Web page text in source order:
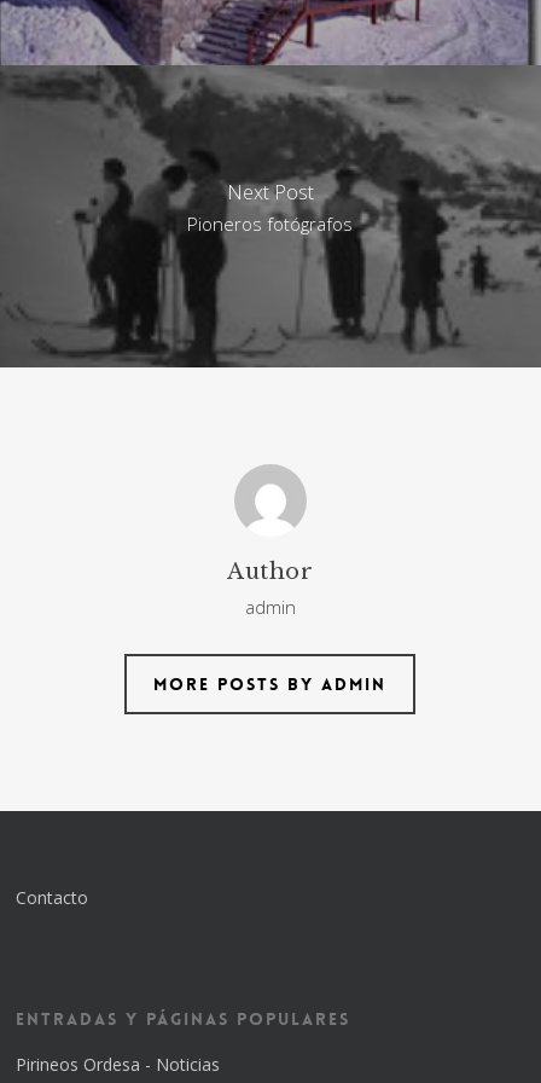
Next Post
Pioneros fotógrafos
Author
admin
More posts by admin
Contacto
Entradas y Páginas Populares
Pirineos Ordesa - Noticias